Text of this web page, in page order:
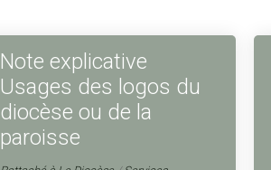
Note explicative
Usages des logos du
diocèse ou de la
paroisse